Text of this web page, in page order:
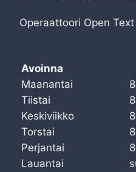
Operaattoori Open
Avoinna
Maanantai
Tiistai
Keskiviikko
Torstai
Perjantai
Lauantai